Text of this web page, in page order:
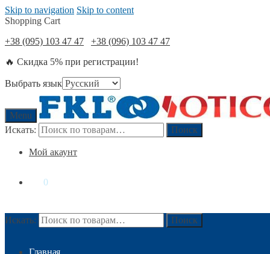
Skip to navigation Skip to content
Shopping Cart
+38 (095) 103 47 47
+38 (096) 103 47 47
🔥 Скидка 5% при регистрации!
Выбрать язык
Menu
Искать:
Поиск
Мой акаунт
0
Искать: Поиск
Главная